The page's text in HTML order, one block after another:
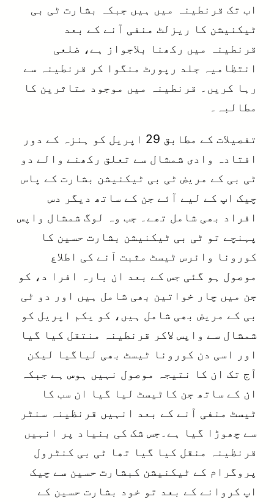
اب تک قرنطینہ میں ہیں جبکہ بشارت ٹی بی
ٹیکنیشن کا ریزلٹ منفی آنے کے بعد
قرنطینہ میں رکھنا بلاجواز ہے، ضلعی
انتظامیہ جلد رپورٹ منگوا کر قرنطینہ سے
رہا کریں۔ قرنطینہ میں موجود متاثرین کا
مطالبہ۔
تفصیلات کے مطابق 29 اپریل کو ہنزہ کے دور
افتادہ وادی شمشال سے تعلق رکھنے والے دو
ٹی بی کے مریض ٹی بی ٹیکنیشن بشارت کے پاس
چیک اپ کے لیے آئے جن کے ساتھ دیگر دس
افراد بھی شامل تھے۔ جب وہ لوگ شمشال واپس
پہنچے تو ٹی بی ٹیکنیشن بشارت حسین کا
کورونا وائرس ٹیسٹ مثبت آنے کی اطلاع
موصول ہو گئی جس کے بعد ان بارہ افرا د، کو
جن میں چار خواتین بھی شامل ہیں اور دو ٹی
بی کے مریض بھی شامل ہیں، کو یکم اپریل کو
شمشال سے واپس لاکر قرنطینہ منتقل کیا گیا
اور اسی دن کورونا ٹیسٹ بھی لیاگیا لیکن
آج تک ان کا نتیجہ موصول نہیں ہوس ہے جبکہ
ان کے ساتھ جن کاٹیسٹ لیا گیا ان سب کا
ٹیسٹ منفی آنے کے بعد انہیں قرنظینہ سنٹر
سے چھوڑا گیا ہے۔جس شک کی بنیاد پر انہیں
قرنظینہ منقل کیا گیا تھا ٹی بی کنٹرول
پروگرام کے ٹیکنیشن کبشارت حسین سے چیک
اپ کروانے کے بعد تو خود بشارت حسین کے